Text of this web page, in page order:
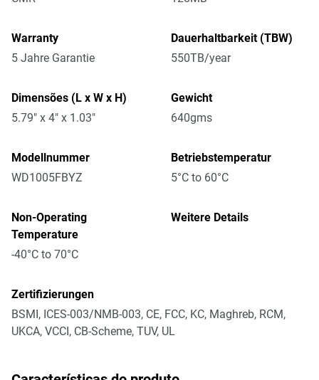
Warranty
5 Jahre Garantie
Dauerhaltbarkeit (TBW)
550TB/year
Dimensões (L x W x H)
5.79" x 4" x 1.03"
Gewicht
640gms
Modellnummer
WD1005FBYZ
Betriebstemperatur
5°C to 60°C
Non-Operating
Temperature
-40°C to 70°C
Weitere Details
Zertifizierungen
BSMI, ICES-003/NMB-003, CE, FCC, KC, Maghreb, RCM,
UKCA, VCCI, CB-Scheme, TUV, UL